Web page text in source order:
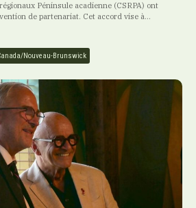
Péninsule acadienne (CSRPA) ont
de partenariat. Cet accord vise à...
Nouveau-Brunswick